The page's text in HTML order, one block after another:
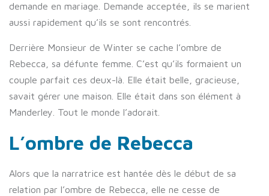
demande en mariage. Demande acceptée, ils se marient
aussi rapidement qu’ils se sont rencontrés.
Derrière Monsieur de Winter se cache l’ombre de
Rebecca, sa défunte femme. C’est qu’ils formaient un
couple parfait ces deux-là. Elle était belle, gracieuse,
savait gérer une maison. Elle était dans son élément à
Manderley. Tout le monde l’adorait.
L’ombre de Rebecca
Alors que la narratrice est hantée dès le début de sa
relation par l’ombre de Rebecca, elle ne cesse de